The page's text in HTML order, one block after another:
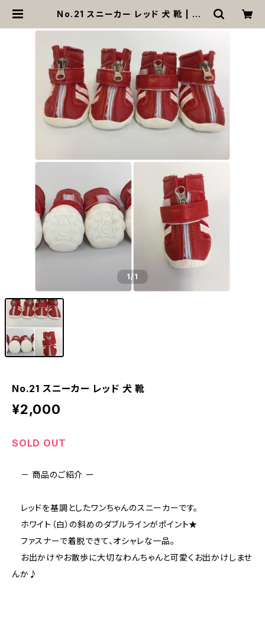
No.21 スニーカー レッド 犬 靴 | MO
1/1
No.21 スニーカー レッド 犬 靴
¥2,000
SOLD OUT
－ 商品のご紹介 ー
レッドを基調としたワンちゃんのスニーカーです。
ホワイト（白）の斜めのダブルラインがポイント★
ファスナーで着脱できて、オシャレな一品。
お出かけやお散歩に大切なわんちゃんと可愛くお出かけしませ
んか♪